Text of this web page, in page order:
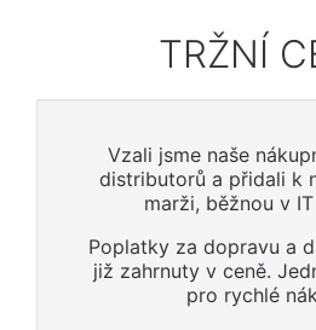
TRŽNÍ
Vzali jsme naše
distributorů a přidali k
marži, běžnou v
Poplatky za dopravu a
již zahrnuty v ceně.
pro rychlé